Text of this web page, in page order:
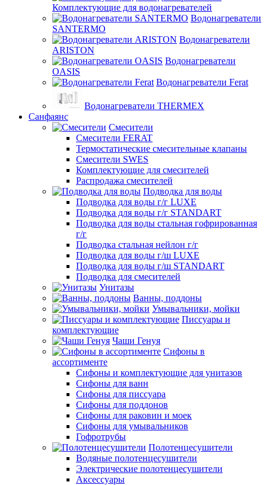
Комплектующие для водонагревателей
Водонагреватели
SANTERMO
Водонагреватели
ARISTON
Водонагреватели
OASIS
Водонагреватели Ferat
Водонагреватели THERMEX
Санфаянс
Смесители
Смесители FERAT
Термостатические смесительные клапаны
Смесители SWES
Комплектующие для смесителей
Распродажа смесителей
Подводка для воды
Подводка для воды г/г LUXE
Подводка для воды г/г STANDART
Подводка для воды стальная гофрированная
г/г
Подводка стальная нейлон г/г
Подводка для воды г/ш LUXE
Подводка для воды г/ш STANDART
Подводка для смесителей
Унитазы
Ванны, поддоны
Умывальники, мойки
Писсуары и
комплектующие
Чаши Генуя
Сифоны в
ассортименте
Сифоны и комплектующие для унитазов
Сифоны для ванн
Сифоны для писсуара
Сифоны для поддонов
Сифоны для раковин и моек
Сифоны для умывальников
Гофротрубы
Полотенцесушители
Водяные полотенцесушители
Электрические полотенцесушители
Аксессуары